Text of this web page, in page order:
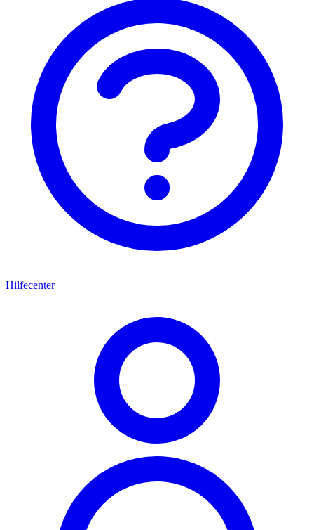
Hilfecenter